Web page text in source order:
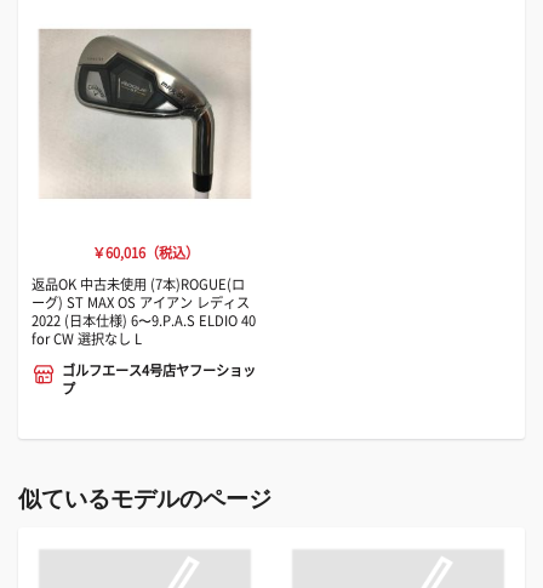
￥60,016（税込）
返品OK 中古未使用 (7本)ROGUE(ロ
ーグ) ST MAX OS アイアン レディス
2022 (日本仕様) 6〜9.P.A.S ELDIO 40
for CW 選択なし L
ゴルフエース4号店ヤフーショッ
プ
似ているモデルのページ